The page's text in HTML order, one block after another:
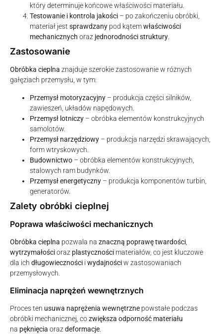
który determinuje końcowe właściwości materiału.
Testowanie i kontrola jakości – po zakończeniu obróbki,
materiał jest sprawdzany pod kątemwłaściwości
mechanicznych oraz jednorodności struktury.
Zastosowanie
Obróbka cieplna znajduje szerokie zastosowanie w różnych
gałęziach przemysłu, w tym:
Przemysł motoryzacyjny – produkcja części silników,
zawieszeń, układów napędowych.
Przemysł lotniczy – obróbka elementów konstrukcyjnych
samolotów.
Przemysł narzędziowy – produkcja narzędzi skrawających,
form wtryskowych.
Budownictwo – obróbka elementów konstrukcyjnych,
stalowych ram budynków.
Przemysł energetyczny – produkcja komponentów turbin,
generatorów.
Zalety obróbki cieplnej
Poprawa właściwości mechanicznych
Obróbka cieplna pozwala na znaczną poprawę twardości
wytrzymałościoraz plastyczności materiałów, co jest kluczowe
dla ich długowieczności i wydajnościw zastosowaniach
przemysłowych.
Eliminacja naprężeń wewnętrznych
Proces ten usuwa naprężenia wewnętrzne powstałe podczas
obróbki mechanicznej, cozwiększa odporność materiału
na pęknięcia oraz deformacje